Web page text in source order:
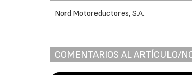
Nord Motoreductores, S.A.
COMENTARIOS AL ARTÍCULO/